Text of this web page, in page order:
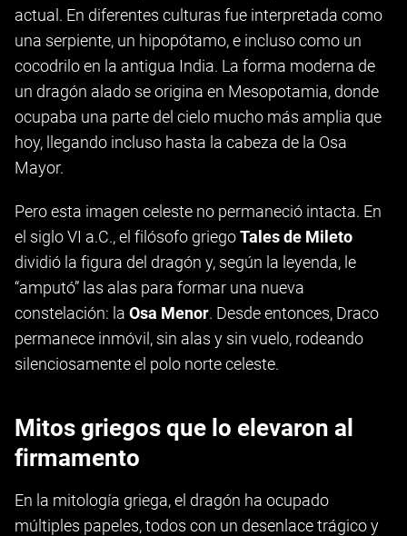
actual. En diferentes culturas fue interpretada como
una serpiente, un hipopótamo, e incluso como un
cocodrilo en la antigua India. La forma moderna de
un dragón alado se origina en Mesopotamia, donde
ocupaba una parte del cielo mucho más amplia que
hoy, llegando incluso hasta la cabeza de la Osa
Mayor.
Pero esta imagen celeste no permaneció intacta. En
el siglo VI a.C., el filósofo griegoTales de Mileto
dividió la figura del dragón y, según la leyenda, le
“amputó” las alas para formar una nueva
constelación: la Osa Menor. Desde entonces, Draco
permanece inmóvil, sin alas y sin vuelo, rodeando
silenciosamente el polo norte celeste.
Mitos griegos que lo elevaron al
firmamento
En la mitología griega, el dragón ha ocupado
múltiples papeles, todos con un desenlace trágico y